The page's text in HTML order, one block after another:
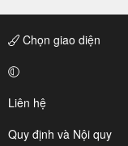
Chọn giao diện
Liên hệ
Quy định và Nội quy